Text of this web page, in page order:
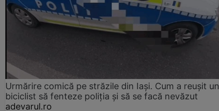
Urmărire comică pe străzile din Iași. Cum a reușit un
biciclist să fenteze poliția și să se facă nevăzut
adevarul.ro